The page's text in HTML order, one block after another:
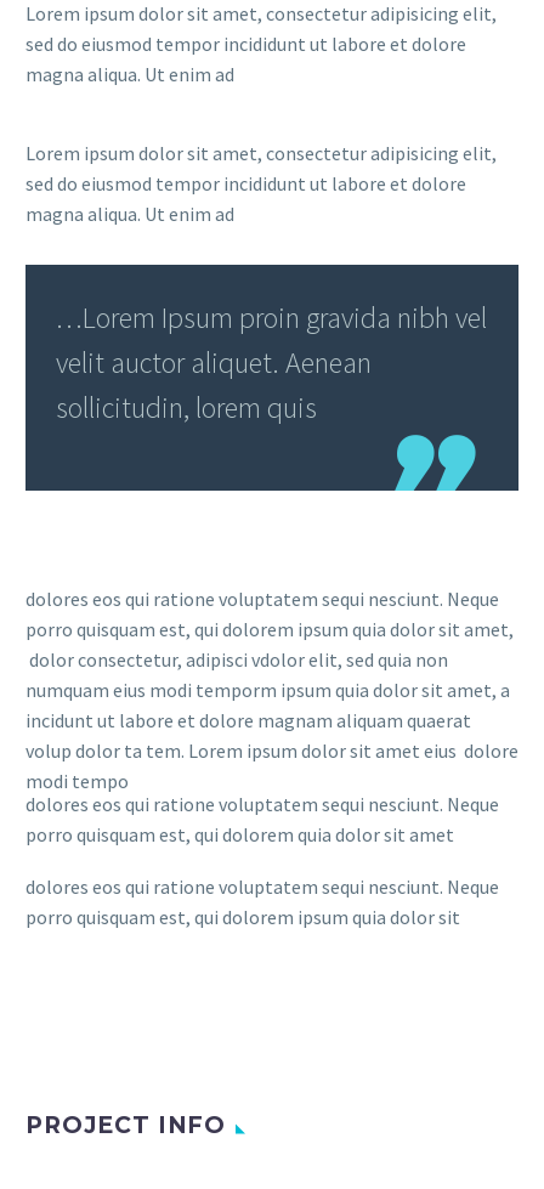
Lorem ipsum dolor sit amet, consectetur adipisicing elit,
sed do eiusmod tempor incididunt ut labore et dolore
magna aliqua. Ut enim ad
Lorem ipsum dolor sit amet, consectetur adipisicing elit,
sed do eiusmod tempor incididunt ut labore et dolore
magna aliqua. Ut enim ad
…Lorem Ipsum proin gravida nibh vel
velit auctor aliquet. Aenean
sollicitudin, lorem quis
dolores eos qui ratione voluptatem sequi nesciunt. Neque
porro quisquam est, qui dolorem ipsum quia dolor sit amet,
dolor consectetur, adipisci vdolor elit, sed quia non
numquam eius modi temporm ipsum quia dolor sit amet, a
incidunt ut labore et dolore magnam aliquam quaerat
volup dolor ta tem. Lorem ipsum dolor sit amet eius dolore
modi tempo
dolores eos qui ratione voluptatem sequi nesciunt. Neque
porro quisquam est, qui dolorem quia dolor sit amet
dolores eos qui ratione voluptatem sequi nesciunt. Neque
porro quisquam est, qui dolorem ipsum quia dolor sit
PROJECT INFO